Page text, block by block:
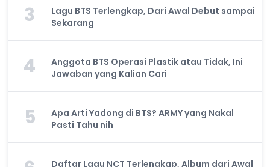
3
Lagu BTS Terlengkap, Dari Awal Debut sampai
Sekarang
4
Anggota BTS Operasi Plastik atau Tidak, Ini
Jawaban yang Kalian Cari
5
Apa Arti Yadong di BTS? ARMY yang Nakal
Pasti Tahu nih
Daftar Lagu NCT Terlengkap, Album dari Awal